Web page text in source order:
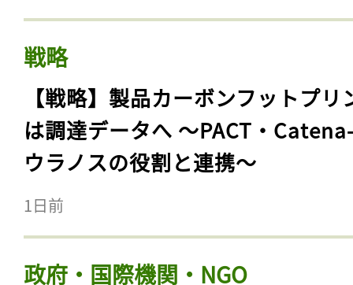
戦略
【戦略】製品カーボンフットプリ
は調達データへ 〜PACT・
ウラノスの役割と連携〜
1日前
政府・国際機関・NGO